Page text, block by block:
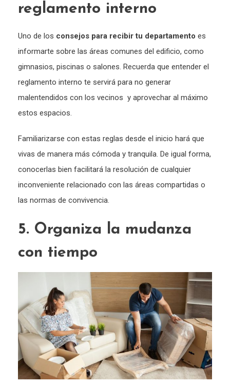
reglamento interno
Uno de los consejos para recibir tu departamento es
informarte sobre las áreas comunes del edificio, como
gimnasios, piscinas o salones. Recuerda que entender el
reglamento interno te servirá para no generar
malentendidos con los vecinos y aprovechar al máximo
estos espacios.
Familiarizarse con estas reglas desde el inicio hará que
vivas de manera más cómoda y tranquila. De igual forma,
conocerlas bien facilitará la resolución de cualquier
inconveniente relacionado con las áreas compartidas o
las normas de convivencia.
5. Organiza la mudanza
con tiempo